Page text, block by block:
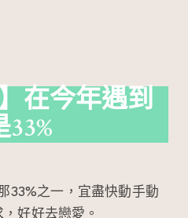
在今年遇到
33%之一，宜盡快動手動
好好去戀愛。